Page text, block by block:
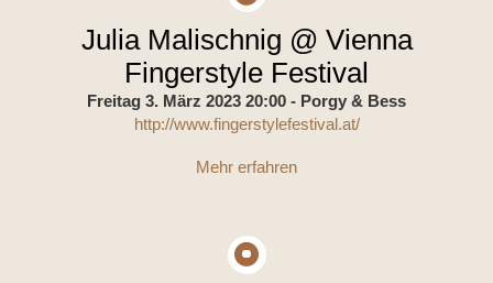
Julia Malischnig @ Vienna
Fingerstyle Festival
Freitag 3. März 2023 20:00 - Porgy & Bess
http://www.fingerstylefestival.at/
Mehr erfahren